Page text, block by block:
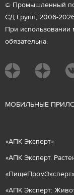
© Промышленный
СД Групп, 2006-
При использовании
обязательна.
МОБИЛЬНЫЕ
«АПК Эксперт»
«АПК Эксперт.
«ПищеПромЭксперт»
«АПК Эксперт: